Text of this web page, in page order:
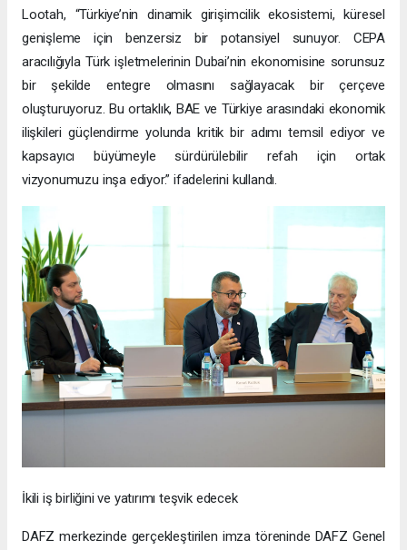
Lootah, “Türkiye’nin dinamik girişimcilik ekosistemi, küresel
genişleme için benzersiz bir potansiyel sunuyor. CEPA
aracılığıyla Türk işletmelerinin Dubai’nin ekonomisine sorunsuz
bir şekilde entegre olmasını sağlayacak bir çerçeve
oluşturuyoruz. Bu ortaklık, BAE ve Türkiye arasındaki ekonomik
ilişkileri güçlendirme yolunda kritik bir adımı temsil ediyor ve
kapsayıcı büyümeyle sürdürülebilir refah için ortak
vizyonumuzu inşa ediyor.” ifadelerini kullandı.
İkili iş birliğini ve yatırımı teşvik edecek
DAFZ merkezinde gerçekleştirilen imza töreninde DAFZ Genel